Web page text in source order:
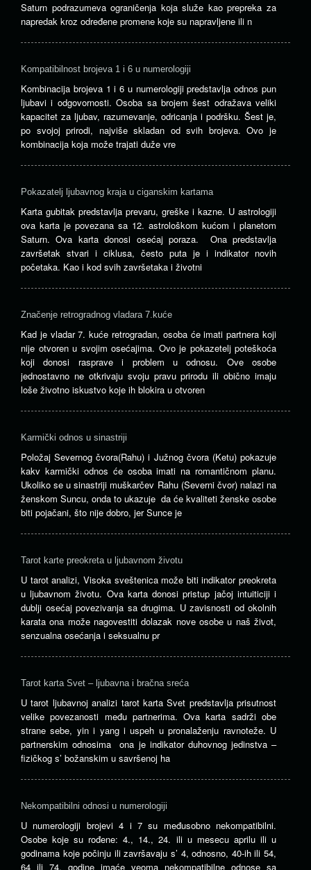
Saturn podrazumeva ograničenja koja služe kao prepreka za
napredak kroz određene promene koje su napravljene ili n
Kompatibilnost brojeva 1 i 6 u numerologiji
Kombinacija brojeva 1 i 6 u numerologiji predstavlja odnos pun
ljubavi i odgovornosti. Osoba sa brojem šest odražava veliki
kapacitet za ljubav, razumevanje, odricanja i podršku. Šest je,
po svojoj prirodi, najviše skladan od svih brojeva. Ovo je
kombinacija koja može trajati duže vre
Pokazatelj ljubavnog kraja u ciganskim kartama
Karta gubitak predstavlja prevaru, greške i kazne. U astrologiji
ova karta je povezana sa 12. astrološkom kućom i planetom
Saturn. Ova karta donosi osećaj poraza. Ona predstavlja
završetak stvari i ciklusa, često puta je i indikator novih
početaka. Kao i kod svih završetaka i životni
Značenje retrogradnog vladara 7.kuće
Kad je vladar 7. kuće retrogradan, osoba će imati partnera koji
nije otvoren u svojim osećajima. Ovo je pokazetelj poteškoća
koji donosi rasprave i problem u odnosu. Ove osobe
jednostavno ne otkrivaju svoju pravu prirodu ili obično imaju
loše životno iskustvo koje ih blokira u otvoren
Karmički odnos u sinastriji
Položaj Severnog čvora(Rahu) i Južnog čvora (Ketu) pokazuje
kakv karmički odnos će osoba imati na romantičnom planu.
Ukoliko se u sinastriji muškarčev Rahu (Severni čvor) nalazi na
ženskom Suncu, onda to ukazuje da će kvaliteti ženske osobe
biti pojačani, što nije dobro, jer Sunce je
Tarot karte preokreta u ljubavnom životu
U tarot analizi, Visoka sveštenica može biti indikator preokreta
u ljubavnom životu. Ova karta donosi pristup jačoj intuiticiji i
dublji osećaj povezivanja sa drugima. U zavisnosti od okolnih
karata ona može nagovestiti dolazak nove osobe u naš život,
senzualna osećanja i seksualnu pr
Tarot karta Svet – ljubavna i bračna sreća
U tarot ljubavnoj analizi tarot karta Svet predstavlja prisutnost
velike povezanosti među partnerima. Ova karta sadrži obe
strane sebe, yin i yang i uspeh u pronalaženju ravnoteže. U
partnerskim odnosima ona je indikator duhovnog jedinstva –
fizičkog s’ božanskim u savršenoj ha
Nekompatibilni odnosi u numerologiji
U numerologiji brojevi 4 i 7 su međusobno nekompatibilni.
Osobe koje su rođene: 4., 14., 24. ili u mesecu aprilu ili u
godinama koje počinju ili završavaju s’ 4, odnosno, 40-ih ili 54,
64 ili 74. godine imaće veoma nekompatibilne odnose sa